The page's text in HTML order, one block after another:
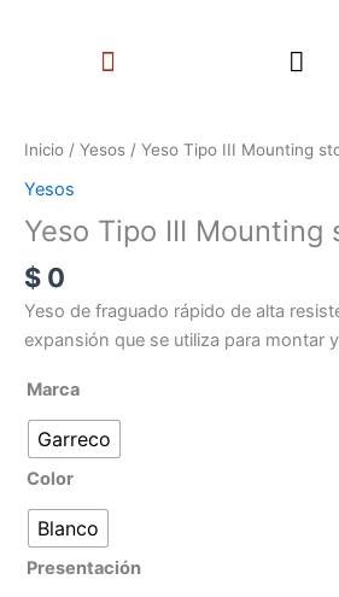
Menu
Inicio / Yesos / Yeso Tipo III Mounting
Yesos
Yeso Tipo III Mounting
$ 0
Yeso de fraguado rápido de alta
expansión que se utiliza para montar
Marca
Garreco
Color
Blanco
Presentación
Tipo
Mounting
stone